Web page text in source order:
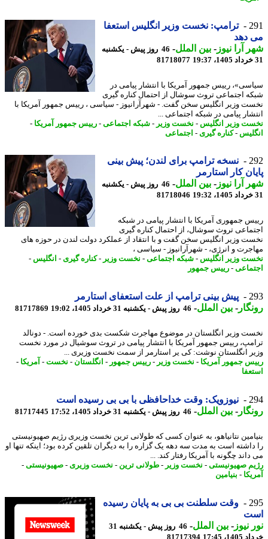
ترامپ: نخست وزیر انگلیس استعفا
دهد
آرا نیوز-بین الملل-
46 روز پیش - یکشنبه
81718077
رییس جمهور آمریکا با انتشار پیامی در
اجتماعی تروث سوشال از احتمال کناره گیری
وزیر انگلیس سخن گفت. - شهرآرانیوز - سیاسی ، رییس جمهور آمریکا با
پیامی در شبکه اجتماعی ...
وزیر انگلیس-نخست وزیر - شبکه اجتماعی-رییس جمهور آمریکا-
-کناره گیری- اجتماعی
نسخه ترامپ برای لندن؛ پیش بینی
کار استارمر
آرا نیوز-بین الملل-
46 روز پیش - یکشنبه
81718046
جمهوری آمریکا با انتشار پیامی در شبکه
تروث سوشال، از احتمال کناره گیری
وزیر انگلیس سخن گفت و با انتقاد از عملکرد دولت لندن در حوزه های
و انرژی، - شهرآرانیوز - سیاسی ،
وزیر انگلیس-شبکه اجتماعی-نخست وزیر - کناره گیری- انگلیس-
-رییس جمهور
پیش بینی ترامپ از علت استعفای استارمر
-بین الملل-46 روز پیش - یکشنبه 31 خرداد 1405، 19:02 81717869
وزیر انگلستان در موضوع مهاجرت شکست بدی خورده است. - دونالد
رییس جمهور آمریکا با انتشار پیامی در تروث سوشیال در مورد نخست
انگلستان نوشت: کی یر استارمر از سمت نخست وزیری ...
جمهور آمریکا- نخست وزیر - رییس جمهور-انگلستان-نخست-آمریکا-
نیوزویک: وقت خداحافظی با بی بی رسیده است
-بین الملل-46 روز پیش - یکشنبه 31 خرداد 1405، 17:52 81717445
نتانیاهو، به عنوان کسی که طولانی ترین نخست وزیری رژیم صهیونیستی
است به مدت سه دهه یک گزاره را به دیگران تلقین کرده بود؛ اینکه تنها او
چگونه با آمریکا رفتار کند. ...
صهیونیستی-نخست وزیر - طولانی ترین- نخست وزیری - صهیونیستی-
- بنیامین
وقت سلطنت بی بی به پایان رسیده
نیوز-بین الملل-
46 روز پیش - یکشنبه 31
17:45
81717394